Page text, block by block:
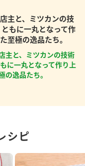
主と、ミツカンの技
もに一丸となって作
至極の逸品たち。
主と、ミツカンの技術
に一丸となって作り上
の逸品たち。
シピ